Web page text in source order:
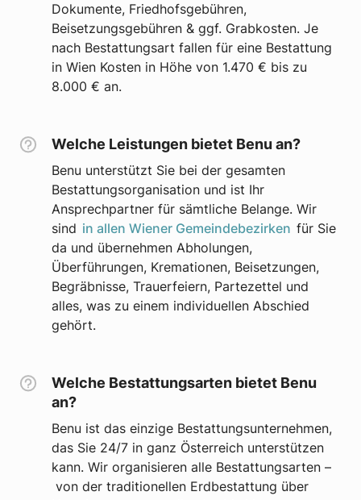
Dokumente, Friedhofsgebühren,
Beisetzungsgebühren & ggf. Grabkosten. Je
nach Bestattungsart fallen für eine Bestattung
in Wien Kosten in Höhe von 1.470 € bis zu
8.000 € an.
Welche Leistungen bietet Benu an?
Benu unterstützt Sie bei der gesamten
Bestattungsorganisation und ist Ihr
Ansprechpartner für sämtliche Belange. Wir
sind in allen Wiener Gemeindebezirken für Sie
da und übernehmen Abholungen,
Überführungen, Kremationen, Beisetzungen,
Begräbnisse, Trauerfeiern, Partezettel und
alles, was zu einem individuellen Abschied
gehört.
Welche Bestattungsarten bietet Benu
an?
Benu ist das einzige Bestattungsunternehmen,
das Sie 24/7 in ganz Österreich unterstützen
kann. Wir organisieren alle Bestattungsarten –
von der traditionellen Erdbestattung über